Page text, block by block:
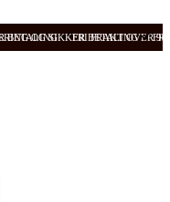
BETALING FRI FRAKT OVER
OG SIKKER BETALING